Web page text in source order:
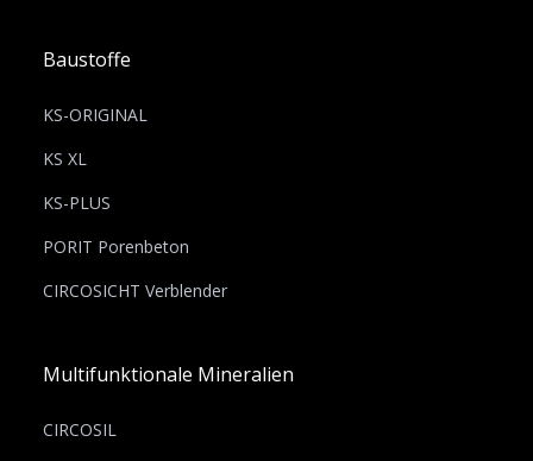
Baustoffe
KS-ORIGINAL
KS XL
KS-PLUS
PORIT Porenbeton
CIRCOSICHT Verblender
Multifunktionale Mineralien
CIRCOSIL